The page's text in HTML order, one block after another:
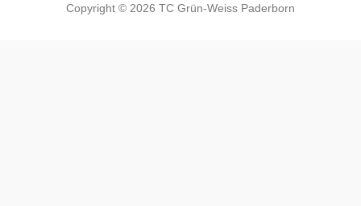
Copyright © 2026 TC Grün-Weiss Paderborn